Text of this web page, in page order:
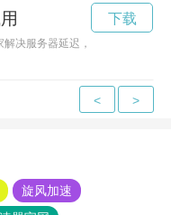
决服务器延迟，地域限制等问
下载
< >
旋风加速